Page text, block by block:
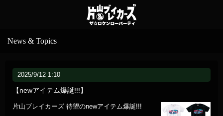
News & Topics
2025/9/12 1:10
【newアイテム爆誕!!!】
片山ブレイカーズ 待望のnewアイテム爆誕!!!